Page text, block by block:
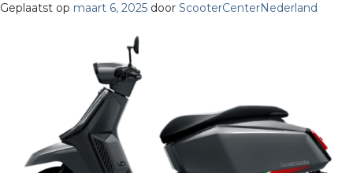
Geplaatst op maart 6, 2025 door ScooterCenterNederland